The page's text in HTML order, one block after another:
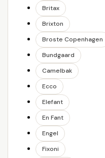
Britax
Brixton
Broste Copenhagen
Bundgaard
Camelbak
Ecco
Elefant
En Fant
Engel
Fixoni